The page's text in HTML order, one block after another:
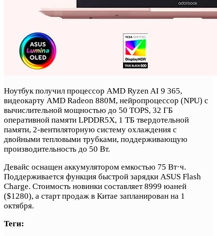
Ноутбук получил процессор AMD Ryzen AI 9 365,
видеокарту AMD Radeon 880M, нейропроцессор (NPU) с
вычислительной мощностью до 50 TOPS, 32 ГБ
оперативной памяти LPDDR5X, 1 ТБ твердотельной
памяти, 2-вентиляторную систему охлаждения с
двойными тепловыми трубками, поддерживающую
производительность до 50 Вт.
Девайс оснащен аккумулятором емкостью 75 Вт·ч.
Поддерживается функция быстрой зарядки ASUS Flash
Charge. Стоимость новинки составляет 8999 юаней
($1280), а старт продаж в Китае запланирован на 1
октября.
Теги: